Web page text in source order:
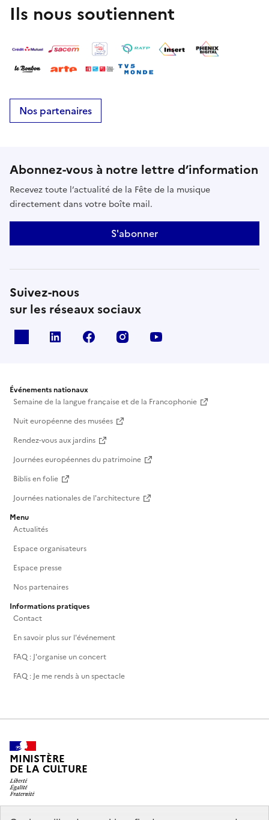
Ils nous soutiennent
Nos partenaires
Abonnez-vous à notre lettre d’information
Recevez toute l’actualité de la Fête de la musique
directement dans votre boîte mail.
S'abonner
Suivez-nous
sur les réseaux sociaux
Linkedin Facebook Instagram
Événements nationaux
Semaine de la langue française et de la Francophonie
Nuit européenne des musées
Rendez-vous aux jardins
Journées européennes du patrimoine
Biblis en folie
Journées nationales de l'architecture
Menu
Actualités
Espace organisateurs
Espace presse
Nos partenaires
Informations pratiques
Contact
En savoir plus sur l'événement
FAQ : J'organise un concert
FAQ : Je me rends à un spectacle
MINISTÈRE
DE LA CULTURE